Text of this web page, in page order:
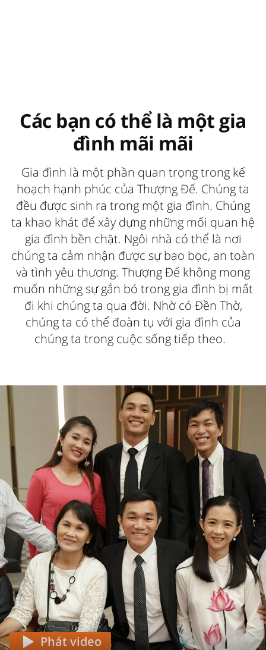
Các bạn có thể là một gia
đình mãi mãi
Gia đình là một phần quan trọng trong kế
hoạch hạnh phúc của Thượng Đế. Chúng ta
đều được sinh ra trong một gia đình. Chúng
ta khao khát để xây dựng những mối quan hệ
gia đình bền chặt. Ngôi nhà có thể là nơi
chúng ta cảm nhận được sự bao bọc, an toàn
và tình yêu thương. Thượng Đế không mong
muốn những sự gắn bó trong gia đình bị mất
đi khi chúng ta qua đời. Nhờ có Đền Thờ,
chúng ta có thể đoàn tụ với gia đình của
chúng ta trong cuộc sống tiếp theo.
Phát video